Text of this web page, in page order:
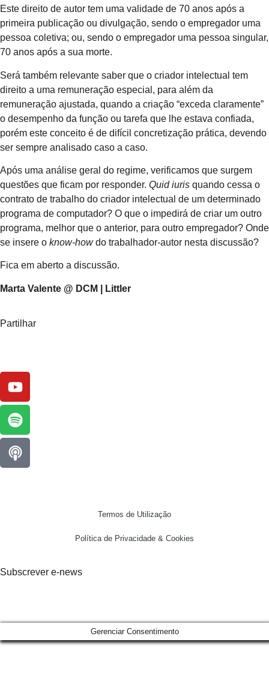
Este direito de autor tem uma validade de 70 anos após a
primeira publicação ou divulgação, sendo o empregador uma
pessoa coletiva; ou, sendo o empregador uma pessoa singular,
70 anos após a sua morte.
Será também relevante saber que o criador intelectual tem
direito a uma remuneração especial, para além da
remuneração ajustada, quando a criação “exceda claramente”
o desempenho da função ou tarefa que lhe estava confiada,
porém este conceito é de difícil concretização prática, devendo
ser sempre analisado caso a caso.
Após uma análise geral do regime, verificamos que surgem
questões que ficam por responder. Quid iuris quando cessa o
contrato de trabalho do criador intelectual de um determinado
programa de computador? O que o impedirá de criar um outro
programa, melhor que o anterior, para outro empregador? Onde
se insere o know-howdo trabalhador-autor nesta discussão?
Fica em aberto a discussão.
Marta Valente @ DCM | Littler
Partilhar
Termos de Utilização
Política de Privacidade & Cookies
Subscrever e-news
Gerenciar Consentimento